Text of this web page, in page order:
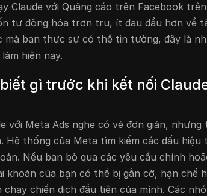
Claude với Quảng cáo trên Facebook
tự động hóa trơn tru, ít đau đầu hơn về
mà bạn thực sự có thể tin tưởng, đây là
hiện nay.
gì trước khi kết nối
với Meta Ads nghe có vẻ đơn giản,
Hệ thống của Meta tìm kiếm các dấu hiệu
Nếu bạn bỏ qua các yêu cầu chính
khoản của bạn có thể bị gắn cờ, hạn chế
chiến dịch đầu tiên của mình. Các